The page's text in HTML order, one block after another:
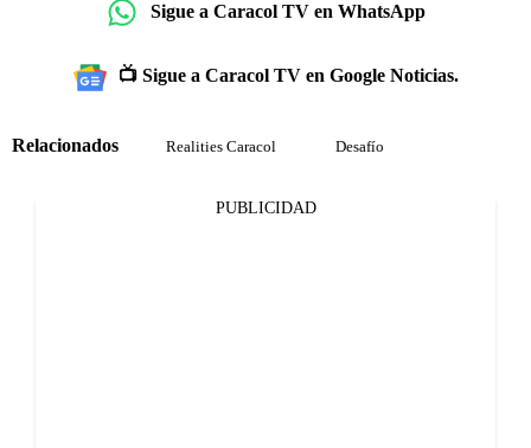
Sigue a Caracol TV en WhatsApp
📺 Sigue a Caracol TV en Google Noticias.
Relacionados Realities Caracol Desafío
PUBLICIDAD